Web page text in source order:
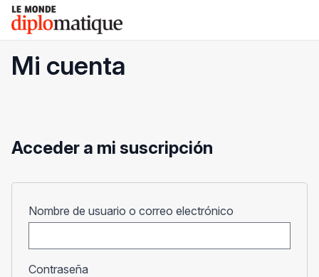
Skip
content
Le monde diplomatique
Mi cuenta
Acceder a mi suscripción
Nombre de usuario o correo electrónico
Contraseña